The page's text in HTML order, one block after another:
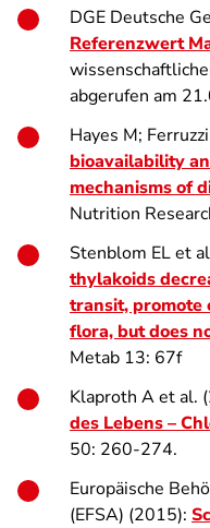
DGE Deutsche
Referenzwert
abgerufen am
Hayes M;
bioavailability
mechanisms of
Nutrition
Stenblom EL et
thylakoids
transit, promote
flora, but does
Metab 13: 67f
Klaproth A et al.
des Lebens –
50: 260-274.
Europäische
(EFSA) (2015):